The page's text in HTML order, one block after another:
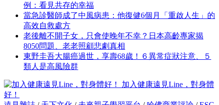
例：看見共存的幸福
當急診醫師成了中風病患：他復健6個月「重啟人生」的
高效自救處方
老後離不開子女，只會使晚年不幸？日本高齡專家揭
8050問題、老老照顧悲劇真相
東野圭吾大腸癌過世，享壽68歲！６異常症狀注意、５
類人是高風險群
加入健康遠見Line，對身體
好！